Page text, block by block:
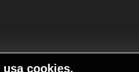
cookies.